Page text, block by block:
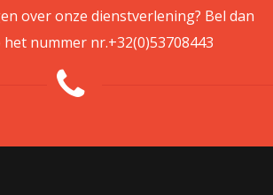
over onze dienstverlening? Bel dan
nummer nr.+32(0)53708443